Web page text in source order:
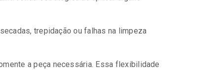
trepidação ou falhas na limpeza
a peça necessária. Essa flexibilidade